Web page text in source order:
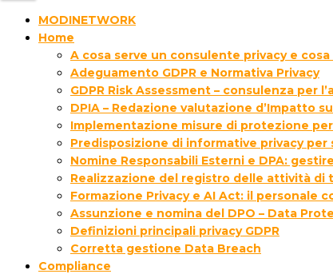
MODINETWORK
Home
A cosa serve un consulente privacy e cosa
Adeguamento GDPR e Normativa Privacy
GDPR Risk Assessment – consulenza per
DPIA – Redazione valutazione d’Impatto
Implementazione misure di protezione
Predisposizione di informative privacy
Nomine Responsabili Esterni e DPA:
Realizzazione del registro delle attività di
Formazione Privacy e AI Act: il personale
Assunzione e nomina del DPO – Data
Definizioni principali privacy GDPR
Corretta gestione Data Breach
Compliance